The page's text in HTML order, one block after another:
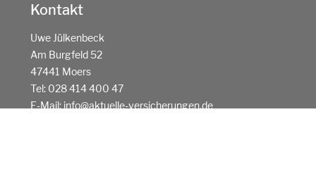
Kontakt
Uwe Jülkenbeck
Am Burgfeld 52
47441 Moers
Tel: 028 414 400 47
E-Mail: info@aktuelle-versicherungen.de